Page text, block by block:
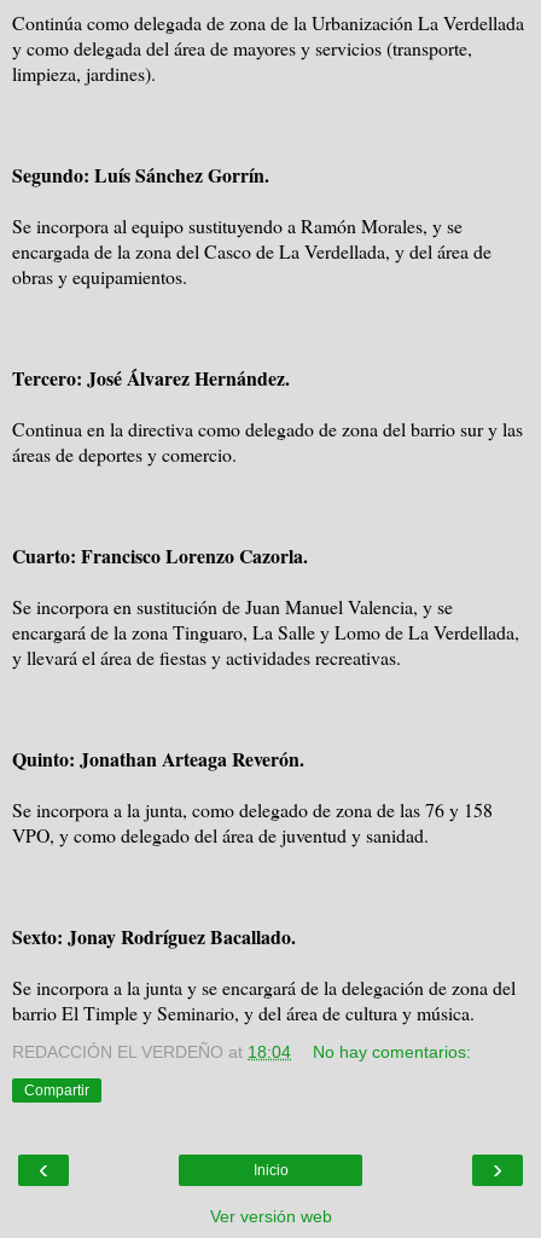
Continúa como delegada de zona de la Urbanización La Verdellada
y como delegada del área de mayores y servicios (transporte,
limpieza, jardines).
Segundo: Luís Sánchez Gorrín.
Se incorpora al equipo sustituyendo a Ramón Morales, y se
encargada de la zona del Casco de La Verdellada, y del área de
obras y equipamientos.
Tercero: José Álvarez Hernández.
Continua en la directiva como delegado de zona del barrio sur y las
áreas de deportes y comercio.
Cuarto: Francisco Lorenzo Cazorla.
Se incorpora en sustitución de Juan Manuel Valencia, y se
encargará de la zona Tinguaro, La Salle y Lomo de La Verdellada,
y llevará el área de fiestas y actividades recreativas.
Quinto: Jonathan Arteaga Reverón.
Se incorpora a la junta, como delegado de zona de las 76 y 158
VPO, y como delegado del área de juventud y sanidad.
Sexto: Jonay Rodríguez Bacallado.
Se incorpora a la junta y se encargará de la delegación de zona del
barrio El Timple y Seminario, y del área de cultura y música.
REDACCIÓN EL VERDEÑO at 18:04 No hay comentarios:
Compartir
‹ ›
Inicio
Ver versión web